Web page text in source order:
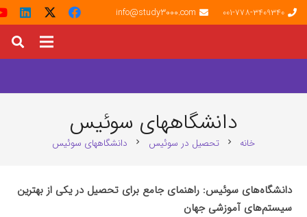
001-778-3409340
info@study3000.com
دانشگاههای سوئیس
خانه chevron_right تحصیل در سوئیس chevron_right دانشگاههای سوئیس
دانشگاه‌های سوئیس: راهنمای جامع برای تحصیل در یکی از بهترین
سیستم‌های آموزشی جهان